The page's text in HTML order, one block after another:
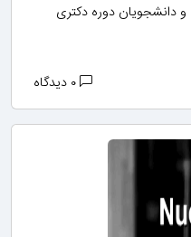
دانشجویان دوره دکتری